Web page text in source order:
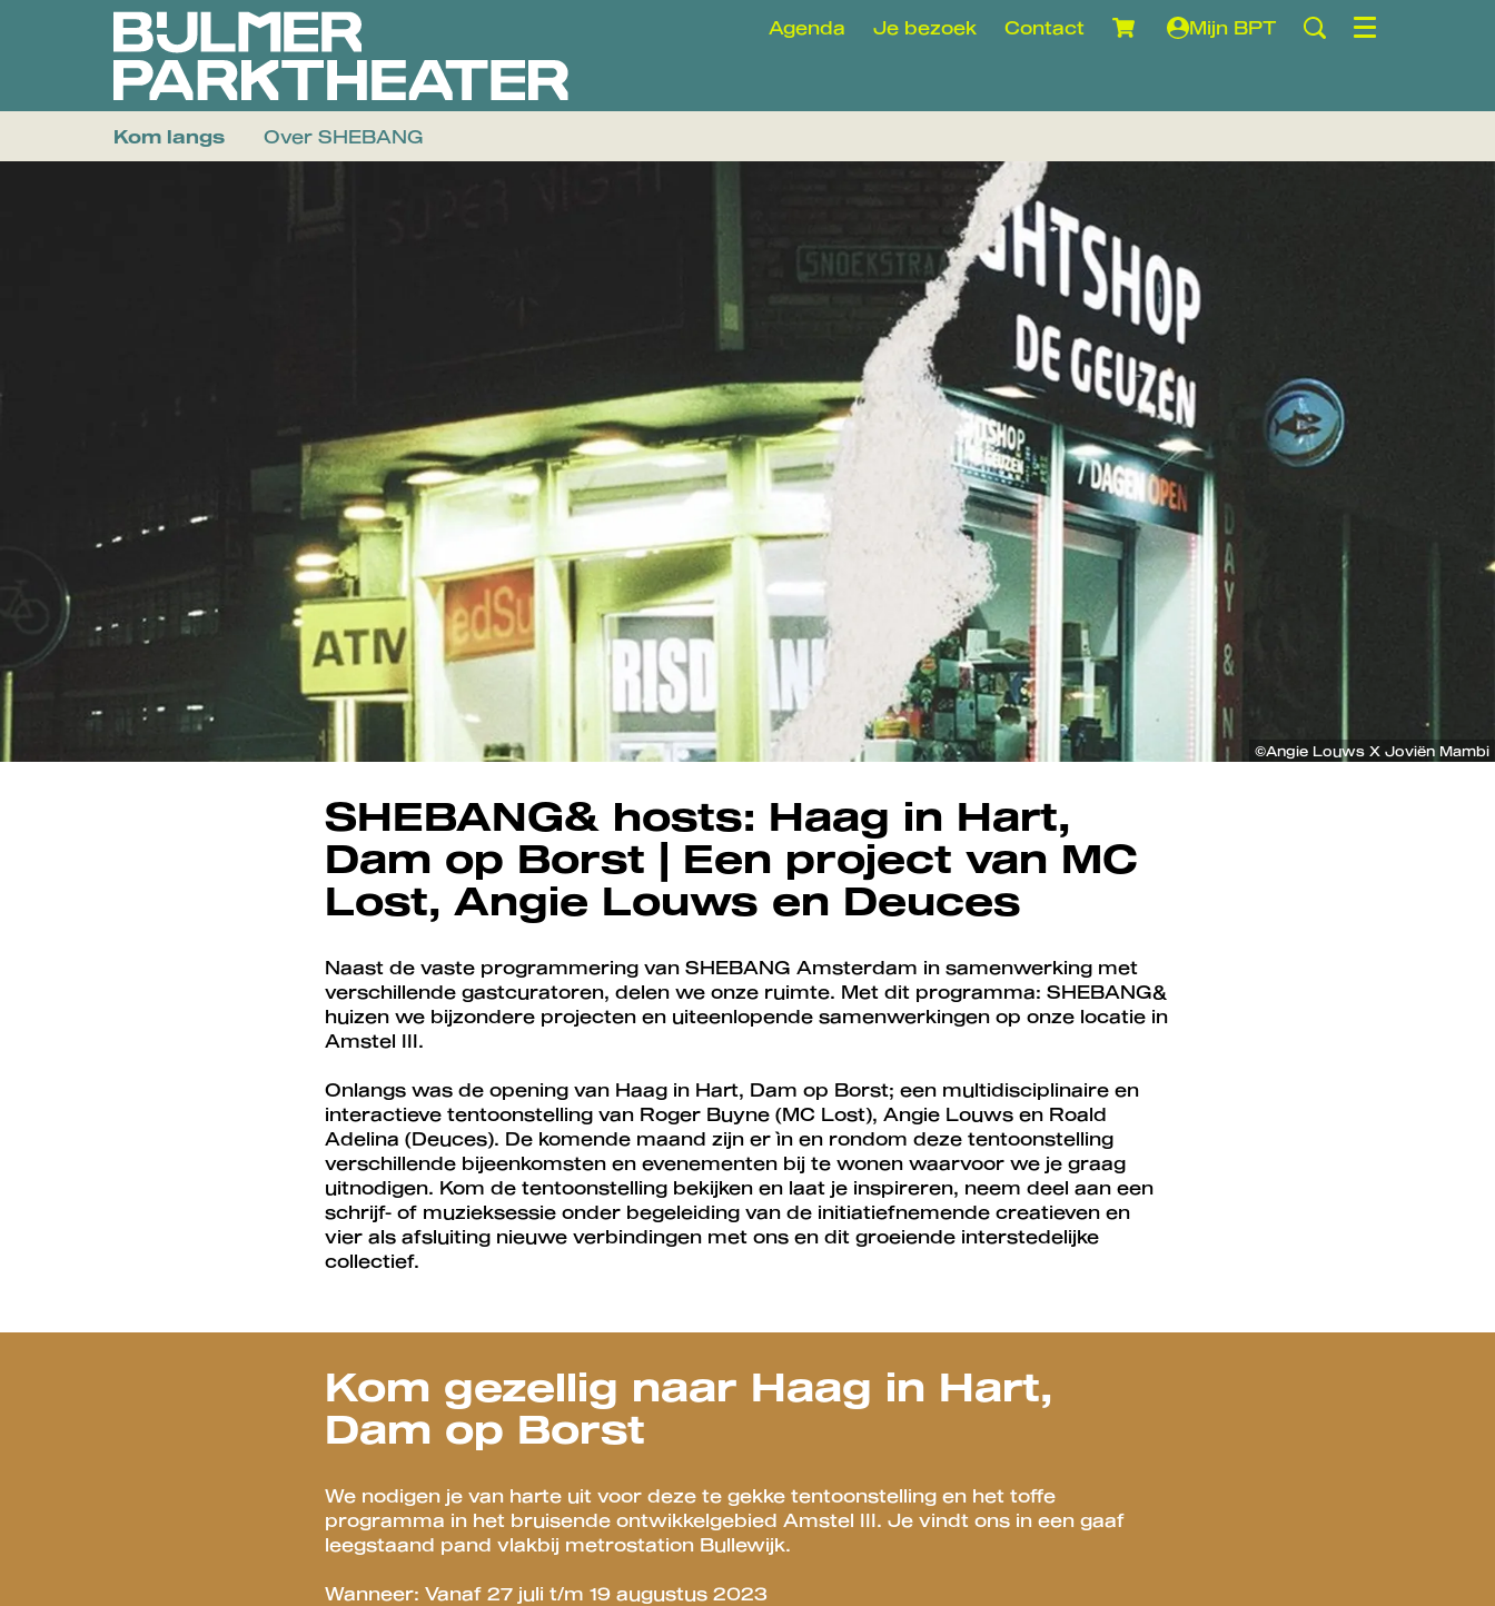
Agenda Je bezoek Contact Mijn BPT Menu
Kom langs Over SHEBANG
©Angie Louws X Joviën Mambi
SHEBANG& hosts: Haag in Hart,
Dam op Borst | Een project van MC
Lost, Angie Louws en Deuces
Naast de vaste programmering van SHEBANG Amsterdam in samenwerking met
verschillende gastcuratoren, delen we onze ruimte. Met dit programma: SHEBANG&
huizen we bijzondere projecten en uiteenlopende samenwerkingen op onze locatie in
Amstel III.
Onlangs was de opening van Haag in Hart, Dam op Borst; een multidisciplinaire en
interactieve tentoonstelling van Roger Buyne (MC Lost), Angie Louws en Roald
Adelina (Deuces). De komende maand zijn er ìn en rondom deze tentoonstelling
verschillende bijeenkomsten en evenementen bij te wonen waarvoor we je graag
uitnodigen. Kom de tentoonstelling bekijken en laat je inspireren, neem deel aan een
schrijf- of muzieksessie onder begeleiding van de initiatiefnemende creatieven en
vier als afsluiting nieuwe verbindingen met ons en dit groeiende interstedelijke
collectief.
Kom gezellig naar Haag in Hart,
Dam op Borst
We nodigen je van harte uit voor deze te gekke tentoonstelling en het toffe
programma in het bruisende ontwikkelgebied Amstel III. Je vindt ons in een gaaf
leegstaand pand vlakbij metrostation Bullewijk.
Wanneer: Vanaf 27 juli t/m 19 augustus 2023